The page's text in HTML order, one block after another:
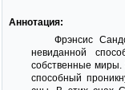
Аннотация:
Фрэнсис
невиданной
собственные миры.
способный